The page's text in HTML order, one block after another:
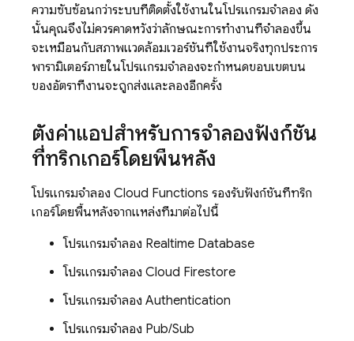
ความซับซ้อนกว่าระบบที่ติดตั้งใช้งานในโปรแกรมจำลอง ดัง
นั้นคุณจึงไม่ควรคาดหวังว่าลักษณะการทำงานที่จำลองขึ้น
จะเหมือนกับสภาพแวดล้อมเวอร์ชันที่ใช้งานจริงทุกประการ
พารามิเตอร์ภายในโปรแกรมจำลองจะกำหนดขอบเขตบน
ของอัตราที่งานจะถูกส่งและลองอีกครั้ง
ตั้งค่าแอปสำหรับการจำลองฟังก์ชัน
ที่ทริกเกอร์โดยพื้นหลัง
โปรแกรมจำลอง Cloud Functions รองรับฟังก์ชันที่ทริก
เกอร์โดยพื้นหลังจากแหล่งที่มาต่อไปนี้
โปรแกรมจำลอง Realtime Database
โปรแกรมจำลอง Cloud Firestore
โปรแกรมจำลอง Authentication
โปรแกรมจำลอง Pub/Sub